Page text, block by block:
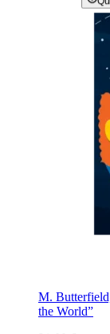
M.
the World”